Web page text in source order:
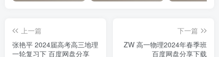
上一篇
张艳平 2024届高考高三地理
一轮复习下 百度网盘分享
下一篇
ZW 高一物理2024年春季班
百度网盘分享下载